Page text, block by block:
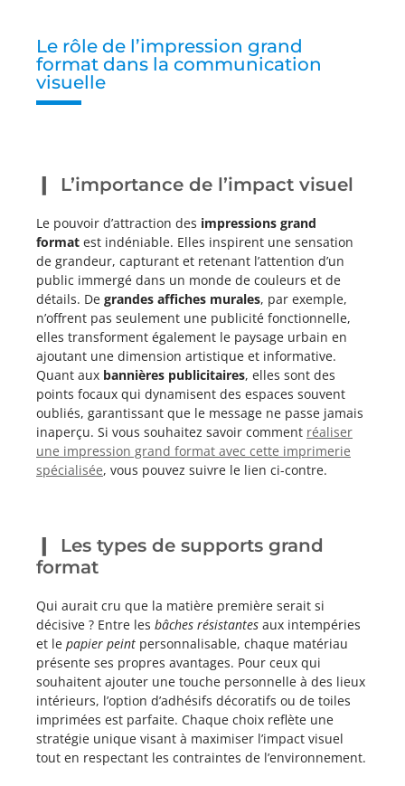
Le rôle de l’impression grand
format dans la communication
visuelle
L’importance de l’impact visuel
Le pouvoir d’attraction des impressions grand
format est indéniable. Elles inspirent une sensation
de grandeur, capturant et retenant l’attention d’un
public immergé dans un monde de couleurs et de
détails. De grandes affiches murales, par exemple,
n’offrent pas seulement une publicité fonctionnelle,
elles transforment également le paysage urbain en
ajoutant une dimension artistique et informative.
Quant aux bannières publicitaires, elles sont des
points focaux qui dynamisent des espaces souvent
oubliés, garantissant que le message ne passe jamais
inaperçu. Si vous souhaitez savoir comment réaliser
une impression grand format avec cette imprimerie
spécialisée, vous pouvez suivre le lien ci-contre.
Les types de supports grand
format
Qui aurait cru que la matière première serait si
décisive ? Entre les bâches résistantes aux intempéries
et le papier peint personnalisable, chaque matériau
présente ses propres avantages. Pour ceux qui
souhaitent ajouter une touche personnelle à des lieux
intérieurs, l’option d’adhésifs décoratifs ou de toiles
imprimées est parfaite. Chaque choix reflète une
stratégie unique visant à maximiser l’impact visuel
tout en respectant les contraintes de l’environnement.